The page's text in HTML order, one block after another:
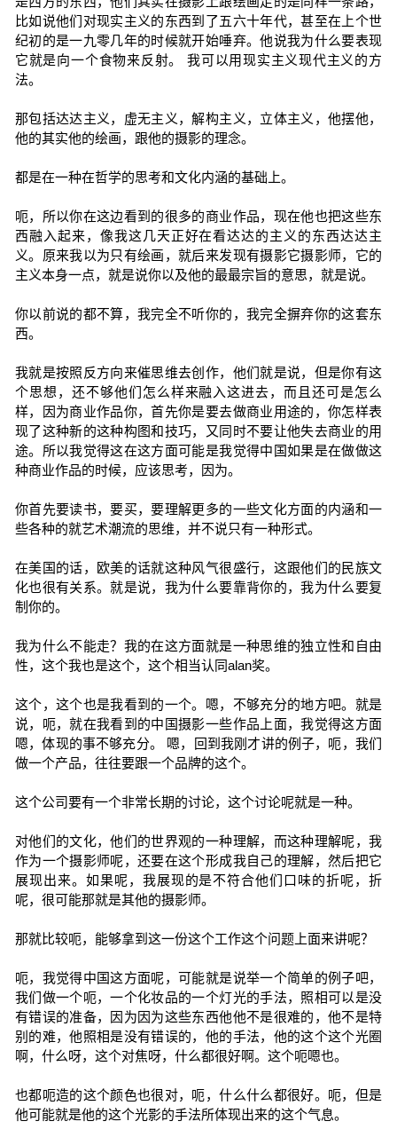
比如说他们对现实主义的东西到了五六十年代，甚至在上个世
纪初的是一九零几年的时候就开始唾弃。他说我为什么要表现
它就是向一个食物来反射。 我可以用现实主义现代主义的方
法。
那包括达达主义，虚无主义，解构主义，立体主义，他摆他，
他的其实他的绘画，跟他的摄影的理念。
都是在一种在哲学的思考和文化内涵的基础上。
呃，所以你在这边看到的很多的商业作品，现在他也把这些东
西融入起来，像我这几天正好在看达达的主义的东西达达主
义。原来我以为只有绘画，就后来发现有摄影它摄影师，它的
主义本身一点，就是说你以及他的最最宗旨的意思，就是说。
你以前说的都不算，我完全不听你的，我完全摒弃你的这套东
西。
我就是按照反方向来催思维去创作，他们就是说，但是你有这
个思想，还不够他们怎么样来融入这进去，而且还可是怎么
样，因为商业作品你，首先你是要去做商业用途的，你怎样表
现了这种新的这种构图和技巧，又同时不要让他失去商业的用
途。所以我觉得这在这方面可能是我觉得中国如果是在做做这
种商业作品的时候，应该思考，因为。
你首先要读书，要买，要理解更多的一些文化方面的内涵和一
些各种的就艺术潮流的思维，并不说只有一种形式。
在美国的话，欧美的话就这种风气很盛行，这跟他们的民族文
化也很有关系。就是说，我为什么要靠背你的，我为什么要复
制你的。
我为什么不能走？我的在这方面就是一种思维的独立性和自由
性，这个我也是这个，这个相当认同alan奖。
这个，这个也是我看到的一个。嗯，不够充分的地方吧。就是
说，呃，就在我看到的中国摄影一些作品上面，我觉得这方面
嗯，体现的事不够充分。 嗯，回到我刚才讲的例子，呃，我们
做一个产品，往往要跟一个品牌的这个。
这个公司要有一个非常长期的讨论，这个讨论呢就是一种。
对他们的文化，他们的世界观的一种理解，而这种理解呢，我
作为一个摄影师呢，还要在这个形成我自己的理解，然后把它
展现出来。如果呢，我展现的是不符合他们口味的折呢，折
呢，很可能那就是其他的摄影师。
那就比较呃，能够拿到这一份这个工作这个问题上面来讲呢？
呃，我觉得中国这方面呢，可能就是说举一个简单的例子吧，
我们做一个呃，一个化妆品的一个灯光的手法，照相可以是没
有错误的准备，因为因为这些东西他他不是很难的，他不是特
别的难，他照相是没有错误的，他的手法，他的这个这个光圈
啊，什么呀，这个对焦呀，什么都很好啊。这个呃嗯也。
也都呃造的这个颜色也很对，呃，什么什么都很好。呃，但是
他可能就是他的这个光影的手法所体现出来的这个气息。